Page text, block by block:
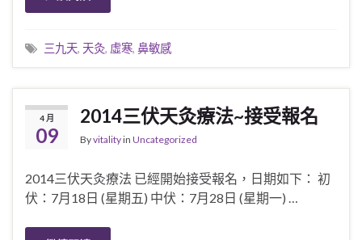
三九天, 天灸, 虛寒, 鼻敏感
4 月
09
2014三伏天灸療法~接受報名
Byvitalityin Uncategorized
2014三伏天灸療法 已經開始接受報名，日期如下： 初
伏：7月18日 (星期五) 中伏：7月28日 (星期一) …